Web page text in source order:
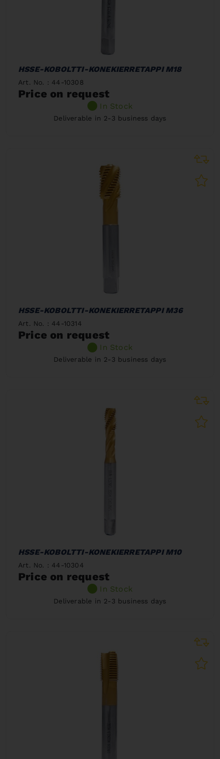
HSSE-KOBOLTTI-KONEKIERRETAPPI M18
Art. No. : 44-10308
Price on request
In Stock
Deliverable in 2-3 business days
HSSE-KOBOLTTI-KONEKIERRETAPPI M36
Art. No. : 44-10314
Price on request
In Stock
Deliverable in 2-3 business days
HSSE-KOBOLTTI-KONEKIERRETAPPI M10
Art. No. : 44-10304
Price on request
In Stock
Deliverable in 2-3 business days